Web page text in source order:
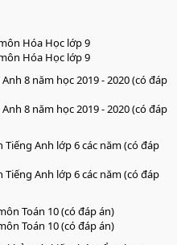
Hóa Học lớp 9
Hóa Học lớp 9
8 năm học 2019 - 2020 (có đáp
8 năm học 2019 - 2020 (có đáp
Anh lớp 6 các năm (có đáp
Anh lớp 6 các năm (có đáp
Toán 10 (có đáp án)
Toán 10 (có đáp án)